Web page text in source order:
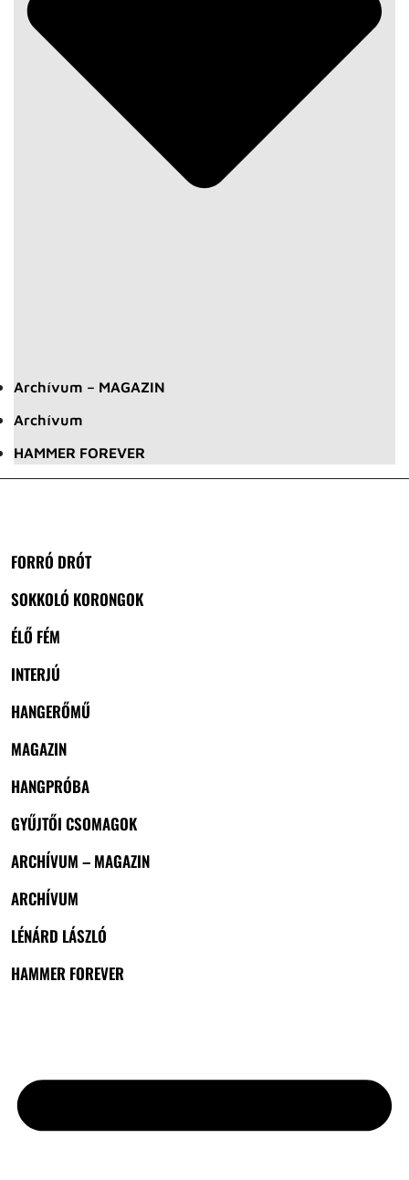
Archívum – MAGAZIN
Archívum
HAMMER FOREVER
FORRÓ DRÓT
SOKKOLÓ KORONGOK
ÉLŐ FÉM
INTERJÚ
HANGERŐMŰ
MAGAZIN
HANGPRÓBA
GYŰJTŐI CSOMAGOK
ARCHÍVUM – MAGAZIN
ARCHÍVUM
LÉNÁRD LÁSZLÓ
HAMMER FOREVER